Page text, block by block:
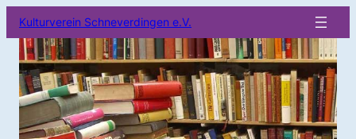
Kulturverein Schneverdingen e.V.